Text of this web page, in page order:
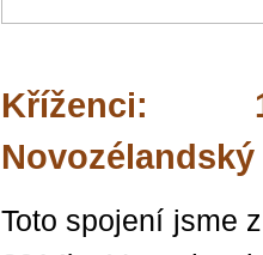
Kříženci:
Toto spojení jsme